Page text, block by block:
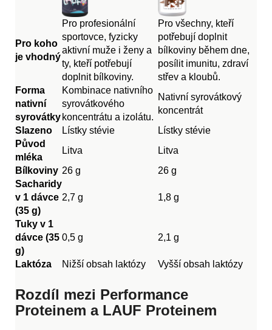
Pro koho
je vhodný
Pro profesionální
sportovce, fyzicky
aktivní muže i ženy a
ty, kteří potřebují
doplnit bílkoviny.
Pro všechny, kteří
potřebují doplnit
bílkoviny během dne,
posílit imunitu, zdraví
střev a kloubů.
Forma
nativní
syrovátky
Kombinace nativního
syrovátkového
koncentrátu a izolátu.
Nativní syrovátkový
koncentrát
Slazeno
Lístky stévie
Lístky stévie
Původ
mléka
Litva
Litva
Bílkoviny 26 g
26 g
Sacharidy
v 1 dávce
(35 g)
2,7 g 1,8 g
Tuky v 1
dávce (35
g)
0,5 g 2,1 g
Laktóza Nižší obsah laktózy Vyšší obsah laktózy
Rozdíl mezi Performance
Proteinem a LAUF Proteinem